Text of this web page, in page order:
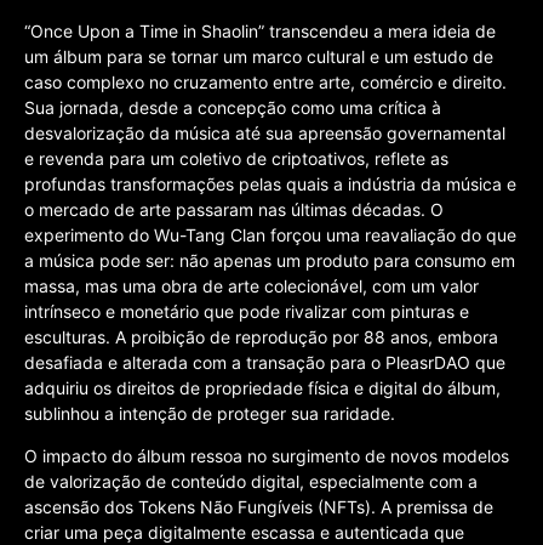
“Once Upon a Time in Shaolin” transcendeu a mera ideia de
um álbum para se tornar um marco cultural e um estudo de
caso complexo no cruzamento entre arte, comércio e direito.
Sua jornada, desde a concepção como uma crítica à
desvalorização da música até sua apreensão governamental
e revenda para um coletivo de criptoativos, reflete as
profundas transformações pelas quais a indústria da música e
o mercado de arte passaram nas últimas décadas. O
experimento do Wu-Tang Clan forçou uma reavaliação do que
a música pode ser: não apenas um produto para consumo em
massa, mas uma obra de arte colecionável, com um valor
intrínseco e monetário que pode rivalizar com pinturas e
esculturas. A proibição de reprodução por 88 anos, embora
desafiada e alterada com a transação para o PleasrDAO que
adquiriu os direitos de propriedade física e digital do álbum,
sublinhou a intenção de proteger sua raridade.
O impacto do álbum ressoa no surgimento de novos modelos
de valorização de conteúdo digital, especialmente com a
ascensão dos Tokens Não Fungíveis (NFTs). A premissa de
criar uma peça digitalmente escassa e autenticada que